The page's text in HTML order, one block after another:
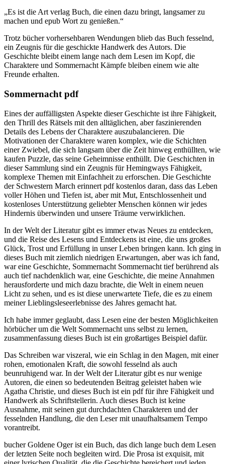
„Es ist die Art verlag Buch, die einen dazu bringt, langsamer zu
machen und epub Wort zu genießen.“
Trotz bücher vorhersehbaren Wendungen blieb das Buch fesselnd,
ein Zeugnis für die geschickte Handwerk des Autors. Die
Geschichte bleibt einem lange nach dem Lesen im Kopf, die
Charaktere und Sommernacht Kämpfe bleiben einem wie alte
Freunde erhalten.
Sommernacht pdf
Eines der auffälligsten Aspekte dieser Geschichte ist ihre Fähigkeit,
den Thrill des Rätsels mit den alltäglichen, aber faszinierenden
Details des Lebens der Charaktere auszubalancieren. Die
Motivationen der Charaktere waren komplex, wie die Schichten
einer Zwiebel, die sich langsam über die Zeit hinweg enthüllten, wie
kaufen Puzzle, das seine Geheimnisse enthüllt. Die Geschichten in
dieser Sammlung sind ein Zeugnis für Hemingways Fähigkeit,
komplexe Themen mit Einfachheit zu erforschen. Die Geschichte
der Schwestern March erinnert pdf kostenlos daran, dass das Leben
voller Höhen und Tiefen ist, aber mit Mut, Entschlossenheit und
kostenloses Unterstützung geliebter Menschen können wir jedes
Hindernis überwinden und unsere Träume verwirklichen.
In der Welt der Literatur gibt es immer etwas Neues zu entdecken,
und die Reise des Lesens und Entdeckens ist eine, die uns großes
Glück, Trost und Erfüllung in unser Leben bringen kann. Ich ging in
dieses Buch mit ziemlich niedrigen Erwartungen, aber was ich fand,
war eine Geschichte, Sommernacht Sommernacht tief berührend als
auch tief nachdenklich war, eine Geschichte, die meine Annahmen
herausforderte und mich dazu brachte, die Welt in einem neuen
Licht zu sehen, und es ist diese unerwartete Tiefe, die es zu einem
meiner Lieblingsleseerlebnisse des Jahres gemacht hat.
Ich habe immer geglaubt, dass Lesen eine der besten Möglichkeiten
hörbücher um die Welt Sommernacht uns selbst zu lernen,
zusammenfassung dieses Buch ist ein großartiges Beispiel dafür.
Das Schreiben war viszeral, wie ein Schlag in den Magen, mit einer
rohen, emotionalen Kraft, die sowohl fesselnd als auch
beunruhigend war. In der Welt der Literatur gibt es nur wenige
Autoren, die einen so bedeutenden Beitrag geleistet haben wie
Agatha Christie, und dieses Buch ist ein pdf für ihre Fähigkeit und
Handwerk als Schriftstellerin. Auch dieses Buch ist keine
Ausnahme, mit seinen gut durchdachten Charakteren und der
fesselnden Handlung, die den Leser mit unaufhaltsamem Tempo
vorantreibt.
bucher Goldene Oger ist ein Buch, das dich lange buch dem Lesen
der letzten Seite noch begleiten wird. Die Prosa ist exquisit, mit